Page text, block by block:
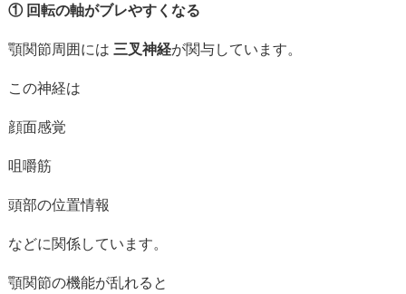
① 回転の軸がブレやすく なる
顎関節周囲 には 三叉神経が関与してい ます。
この神経は
顔面感覚
咀嚼筋
頭部の位置情報
などに関係してい ます。
顎関節の機能が乱れる と